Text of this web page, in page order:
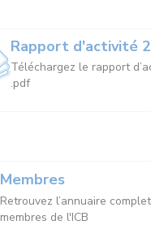
Rapport d'activité
Téléchargez le rapport
.pdf
Membres
Retrouvez l’annuaire
membres de l'ICB